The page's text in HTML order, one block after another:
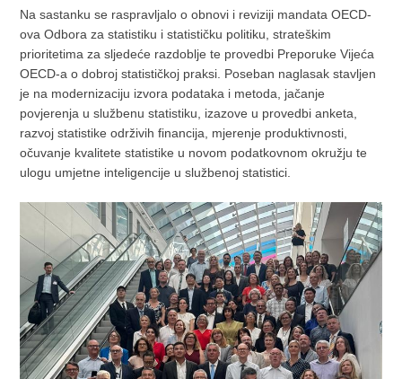
Na sastanku se raspravljalo o obnovi i reviziji mandata OECD-
ova Odbora za statistiku i statističku politiku, strateškim
prioritetima za sljedeće razdoblje te provedbi Preporuke Vijeća
OECD-a o dobroj statističkoj praksi. Poseban naglasak stavljen
je na modernizaciju izvora podataka i metoda, jačanje
povjerenja u službenu statistiku, izazove u provedbi anketa,
razvoj statistike održivih financija, mjerenje produktivnosti,
očuvanje kvalitete statistike u novom podatkovnom okružju te
ulogu umjetne inteligencije u službenoj statistici.